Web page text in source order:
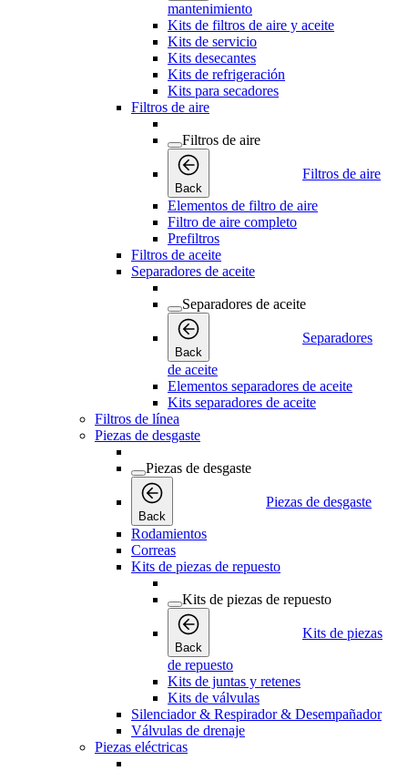
mantenimiento
Kits de filtros de aire y aceite
Kits de servicio
Kits desecantes
Kits de refrigeración
Kits para secadores
Filtros de aire
Filtros de aire
Back
Filtros de aire
Elementos de filtro de aire
Filtro de aire completo
Prefiltros
Filtros de aceite
Separadores de aceite
Separadores de aceite
Back
Separadores
de aceite
Elementos separadores de aceite
Kits separadores de aceite
Filtros de línea
Piezas de desgaste
Piezas de desgaste
Back
Piezas de desgaste
Rodamientos
Correas
Kits de piezas de repuesto
Kits de piezas de repuesto
Back
Kits de piezas
de repuesto
Kits de juntas y retenes
Kits de válvulas
Silenciador & Respirador & Desempañador
Válvulas de drenaje
Piezas eléctricas